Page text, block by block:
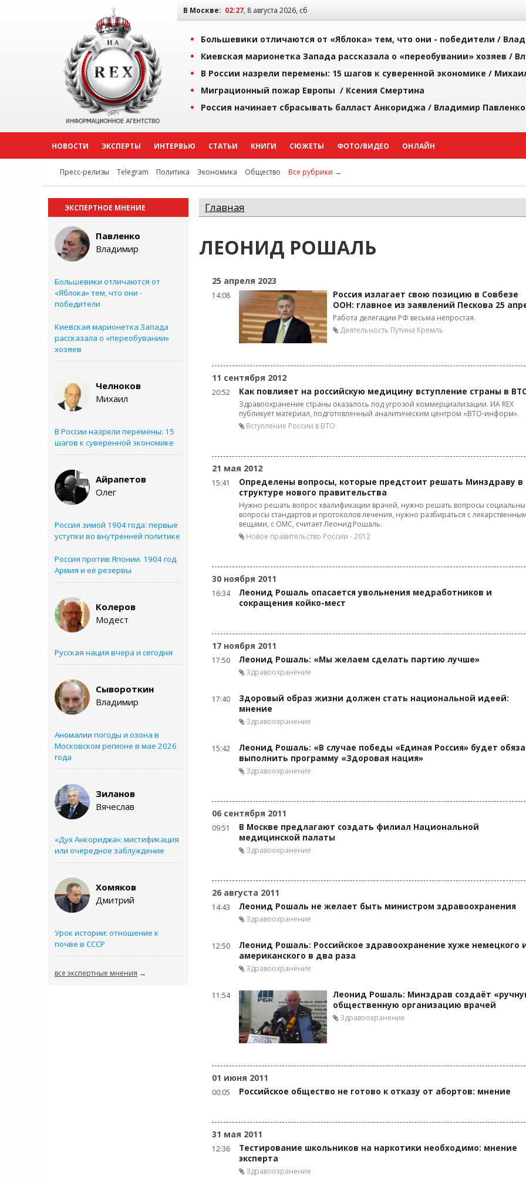
В Москве: 02:27, 8 августа 2026, сб
Большевики отличаются от «Яблока» тем, что они - победители /
Киевская марионетка Запада рассказала о «переобувании» хозяев /
В России назрели перемены: 15 шагов к суверенной экономике /
Миграционный пожар Европы / Ксения Смертина
Россия начинает сбрасывать балласт Анкориджа / Владимир Павленко
НОВОСТИ ЭКСПЕРТЫ ИНТЕРВЬЮ СТАТЬИ КНИГИ СЮЖЕТЫ ФОТО/ВИДЕО ОНЛАЙН
Пресс-релизы Telegram Политика Экономика Общество Все рубрики →
ЭКСПЕРТНОЕ МНЕНИЕ
Павленко
Владимир
Большевики отличаются от
«Яблока» тем, что они -
победители
Киевская марионетка Запада
рассказала о «переобувании»
хозяев
Челноков
Михаил
В России назрели перемены: 15
шагов к суверенной экономике
Айрапетов
Олег
Россия зимой 1904 года: первые
уступки во внутренней политике
Россия против Японии. 1904 год.
Армия и её резервы
Колеров
Модест
Русская нация вчера и сегодня
Сывороткин
Владимир
Аномалии погоды и озона в
Московском регионе в мае 2026
года
Зиланов
Вячеслав
«Дух Анкориджа»: мистификация
или очередное заблуждение
Хомяков
Дмитрий
Урок истории: отношение к
почве в СССР
все экспертные мнения →
Главная
ЛЕОНИД РОШАЛЬ
25 апреля 2023
14:08
Россия излагает свою позицию в Совбезе
ООН: главное из заявлений Пескова 25
Работа делегации РФ весьма непростая.
Деятельность Путина Кремль
11 сентября 2012
20:52 Как повлияет на российскую медицину вступление страны в
Здравоохранение страны оказалось под угрозой коммерциализации. ИА REX
публикует материал, подготовленный аналитическим центром «ВТО-информ».
Вступление России в ВТО
21 мая 2012
15:41
Определены вопросы, которые предстоит решать Минздраву в
структуре нового правительства
Нужно решать вопрос квалификации врачей, нужно решать вопросы
вопросы стандартов и протоколов лечения, нужно разбираться с
вещами, с ОМС, считает Леонид Рошаль.
Новое правительство России - 2012
30 ноября 2011
16:34
Леонид Рошаль опасается увольнения медработников и
сокращения койко-мест
17 ноября 2011
17:50 Леонид Рошаль: «Мы желаем сделать партию лучше»
Здравоохранение
17:40
Здоровый образ жизни должен стать национальной идеей:
мнение
Здравоохранение
15:42
Леонид Рошаль: «В случае победы «Единая Россия» будет
выполнить программу «Здоровая нация»
Здравоохранение
06 сентября 2011
09:51
В Москве предлагают создать филиал Национальной
медицинской палаты
Здравоохранение
26 августа 2011
14:43 Леонид Рошаль не желает быть министром здравоохранения
Здравоохранение
12:50
Леонид Рошаль: Российское здравоохранение хуже немецкого
американского в два раза
Здравоохранение
11:54
Леонид Рошаль: Минздрав создаёт
общественную организацию врачей
Здравоохранение
01 июня 2011
00:05 Российское общество не готово к отказу от абортов: мнение
31 мая 2011
12:36
Тестирование школьников на наркотики необходимо: мнение
эксперта
Здравоохранение